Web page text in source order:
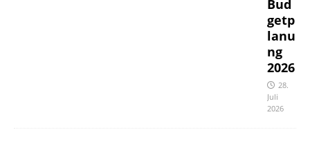
Bud
getp
lanu
ng
2026
28.
Juli
2026